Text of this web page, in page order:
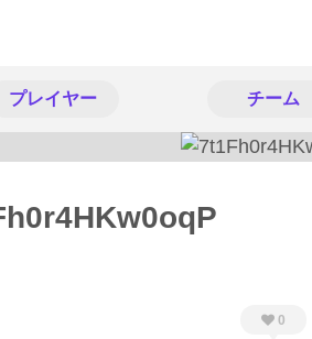
プレイヤー チーム
0